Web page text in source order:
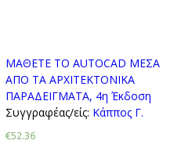
ΜΑΘΕΤΕ ΤΟ AUTOCAD ΜΕΣΑ
ΑΠΟ ΤΑ ΑΡΧΙΤΕΚΤΟΝΙΚΑ
ΠΑΡΑΔΕΙΓΜΑΤΑ, 4η Έκδοση
Συγγραφέας/είς: Κάππος Γ.
€52.36